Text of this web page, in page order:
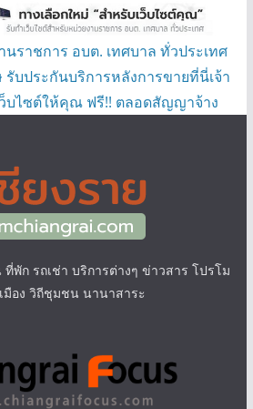
นราชการ อบต. เทศบาล ทั่วประเทศ
บประกันบริการหลังการขายที่นี่เจ้า
ว็บไซต์ให้คุณ ฟรี!! ตลอดสัญญาจ้าง
ที่พัก รถเช่า บริการต่างๆ ข่าวสาร โปรโม
มือง วิถีชุมชน นานาสาระ